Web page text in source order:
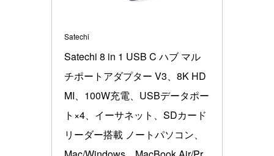
Satechi
Satechi 8 in 1 USB C ハブ マル
チポートアダプター V3、8K HD
MI、100W充電、USBデータポー
ト×4、イーサネット、SDカード
リーダー搭載 ノートパソコン、